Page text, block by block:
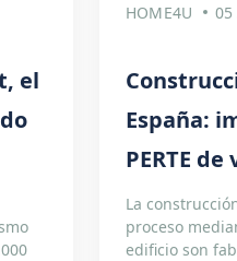
el
HOME4U 05
España:
PERTE
La
proceso
edificio son